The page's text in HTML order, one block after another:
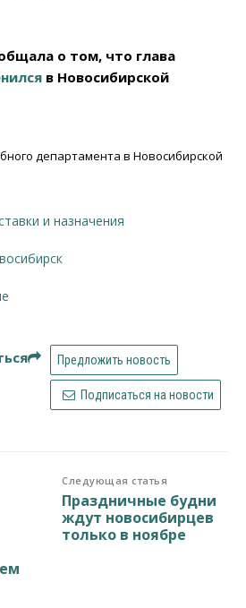
о том, что глава
в Новосибирской
департамента в Новосибирской
и назначения
Предложить новость
Подписаться на новости
Следующая статья
Праздничные будни
ждут новосибирцев
только в ноябре